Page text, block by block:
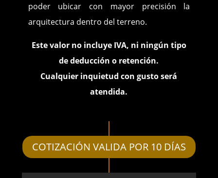
poder ubicar con mayor precisión la
arquitectura dentro del terreno.
Este valor no incluye IVA, ni ningún tipo
de deducción o retención.
Cualquier inquietud con gusto será
atendida.
COTIZACIÓN VALIDA POR 10 DÍAS